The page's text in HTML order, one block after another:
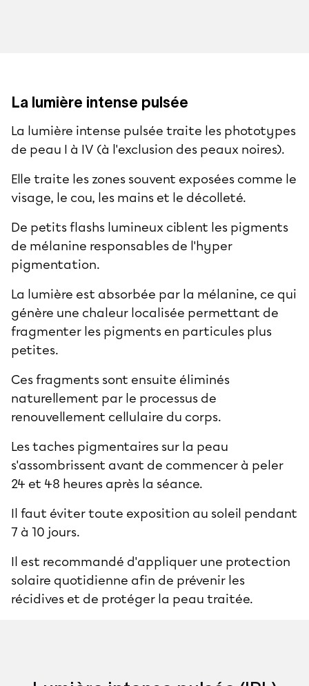
La lumière intense pulsée
La lumière intense pulsée traite les phototypes
de peau I à IV (à l'exclusion des peaux noires).
Elle traite les zones souvent exposées comme le
visage, le cou, les mains et le décolleté.
De petits flashs lumineux ciblent les pigments
de mélanine responsables de l'hyper
pigmentation.
La lumière est absorbée par la mélanine, ce qui
génère une chaleur localisée permettant de
fragmenter les pigments en particules plus
petites.
Ces fragments sont ensuite éliminés
naturellement par le processus de
renouvellement cellulaire du corps.
Les taches pigmentaires sur la peau
s'assombrissent avant de commencer à peler
24 et 48 heures après la séance.
Il faut éviter toute exposition au soleil pendant
7 à 10 jours.
Il est recommandé d'appliquer une protection
solaire quotidienne afin de prévenir les
récidives et de protéger la peau traitée.